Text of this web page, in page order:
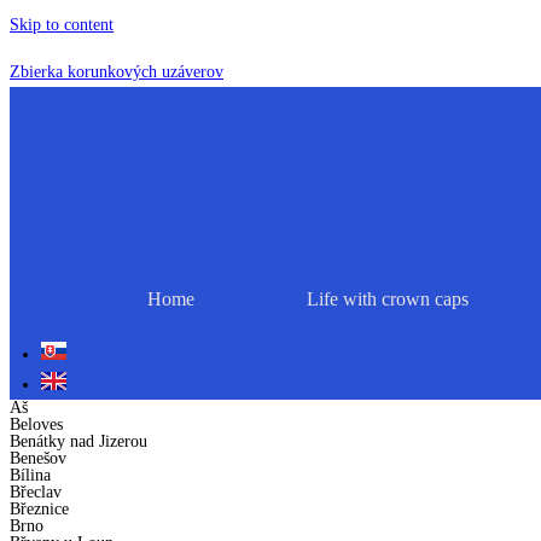
Skip to content
Zbierka korunkových uzáverov
Home Life with crown caps
Aš
Beloves
Benátky nad Jizerou
Benešov
Bílina
Břeclav
Březnice
Brno